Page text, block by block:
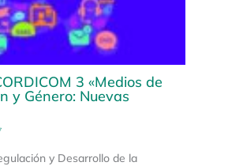
3 «Medios de
y Género: Nuevas
y Desarrollo de la